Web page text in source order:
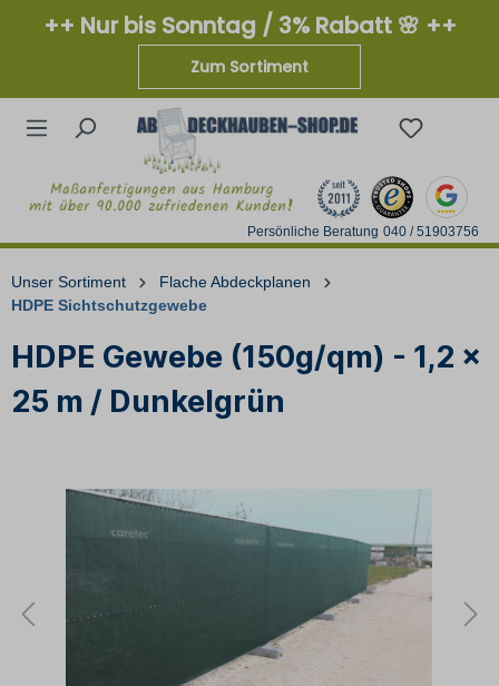
++ Nur bis Sonntag / 3% Rabatt 🌸 ++
Zum Sortiment
Persönliche Beratung 040 / 51903756
Unser Sortiment
Flache Abdeckplanen
HDPE Sichtschutzgewebe
HDPE Gewebe (150g/qm) - 1,2 x
25 m / Dunkelgrün